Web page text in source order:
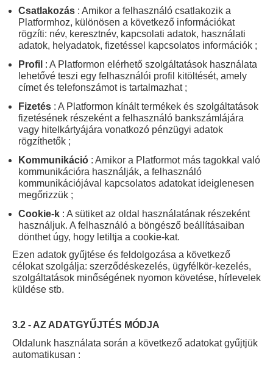
Csatlakozás : Amikor a felhasználó csatlakozik a
Platformhoz, különösen a következő információkat
rögzíti: név, keresztnév, kapcsolati adatok, használati
adatok, helyadatok, fizetéssel kapcsolatos információk ;
Profil : A Platformon elérhető szolgáltatások használata
lehetővé teszi egy felhasználói profil kitöltését, amely
címet és telefonszámot is tartalmazhat ;
Fizetés : A Platformon kínált termékek és szolgáltatások
fizetésének részeként a felhasználó bankszámlájára
vagy hitelkártyájára vonatkozó pénzügyi adatok
rögzíthetők ;
Kommunikáció : Amikor a Platformot más tagokkal való
kommunikációra használják, a felhasználó
kommunikációjával kapcsolatos adatokat ideiglenesen
megőrizzük ;
Cookie-k : A sütiket az oldal használatának részeként
használjuk. A felhasználó a böngésző beállításaiban
dönthet úgy, hogy letiltja a cookie-kat.
Ezen adatok gyűjtése és feldolgozása a következő
célokat szolgálja: szerződéskezelés, ügyfélkör-kezelés,
szolgáltatások minőségének nyomon követése, hírlevelek
küldése stb.
3.2 - AZ ADATGYŰJTÉS MÓDJA
Oldalunk használata során a következő adatokat gyűjtjük
automatikusan :